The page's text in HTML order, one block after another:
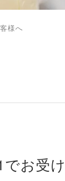
様へ
お受